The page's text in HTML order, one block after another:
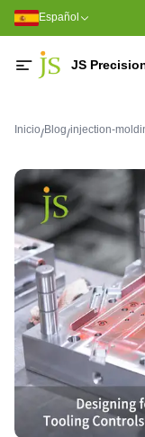
Español
JS
Inicio/Blog/injection-